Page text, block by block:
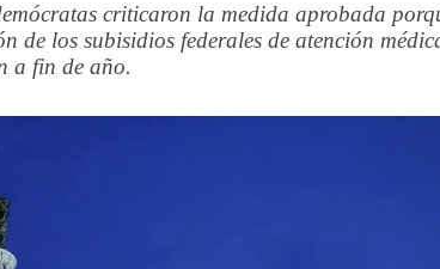
criticaron la medida aprobada
de los subisidios federales de atención
a fin de año.